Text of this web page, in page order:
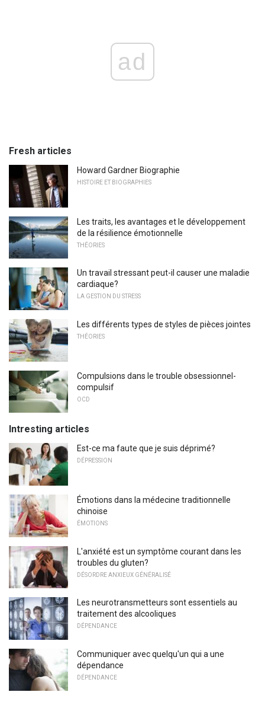
ad
Fresh articles
Howard Gardner Biographie
HISTOIRE ET BIOGRAPHIES
Les traits, les avantages et le développement
de la résilience émotionnelle
THÉORIES
Un travail stressant peut-il causer une maladie
cardiaque?
LA GESTION DU STRESS
Les différents types de styles de pièces jointes
THÉORIES
Compulsions dans le trouble obsessionnel-
compulsif
OCD
Intresting articles
Est-ce ma faute que je suis déprimé?
DÉPRESSION
Émotions dans la médecine traditionnelle
chinoise
ÉMOTIONS
L'anxiété est un symptôme courant dans les
troubles du gluten?
DÉSORDRE ANXIEUX GÉNÉRALISÉ
Les neurotransmetteurs sont essentiels au
traitement des alcooliques
DÉPENDANCE
Communiquer avec quelqu'un qui a une
dépendance
DÉPENDANCE